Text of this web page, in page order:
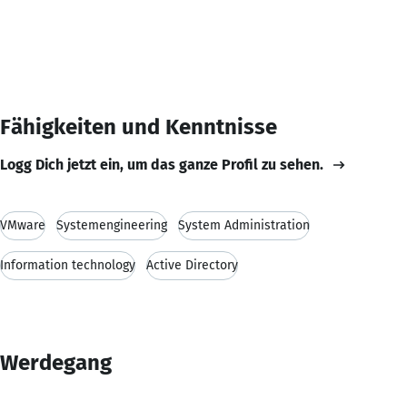
Fähigkeiten und Kenntnisse
Logg Dich jetzt ein, um das ganze Profil zu sehen.
VMware Systemengineering System Administration
Information technology Active Directory
Werdegang